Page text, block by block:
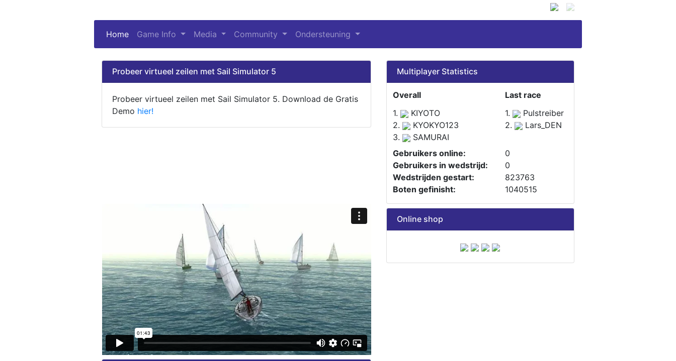
Home (current)
Game Info Media Community Ondersteuning
Probeer virtueel zeilen met Sail Simulator 5
Probeer virtueel zeilen met Sail Simulator 5. Download de Gratis
Demo hier!
Multiplayer Statistics
Overall
Last race
1.
KIYOTO 1.
Pulstreiber
2.
KYOKYO123 2.
Lars_DEN
3.
SAMURAI
Gebruikers online:
0
Gebruikers in wedstrijd:
0
Wedstrijden gestart:
823763
Boten gefinisht:
1040515
Online shop